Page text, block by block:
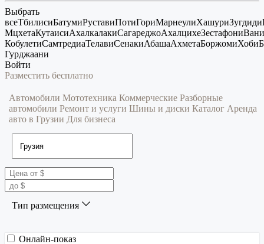
Выбрать
всеТбилисиБатумиРуставиПотиГориМарнеулиХашуриЗугдиди
МцхетаКутаисиАхалкалакиСагареджоАхалцихеЗестафониВани
КобулетиСамтредиаТелавиСенакиАбашаАхметаБоржомиХоби
Гурджаани
Войти
Разместить бесплатно
Автомобили Мототехника Коммерческие Разборные
автомобили Ремонт и услуги Шины и диски Каталог Аренда
авто в Грузии Для бизнеса
Тип размещения
Онлайн-показ